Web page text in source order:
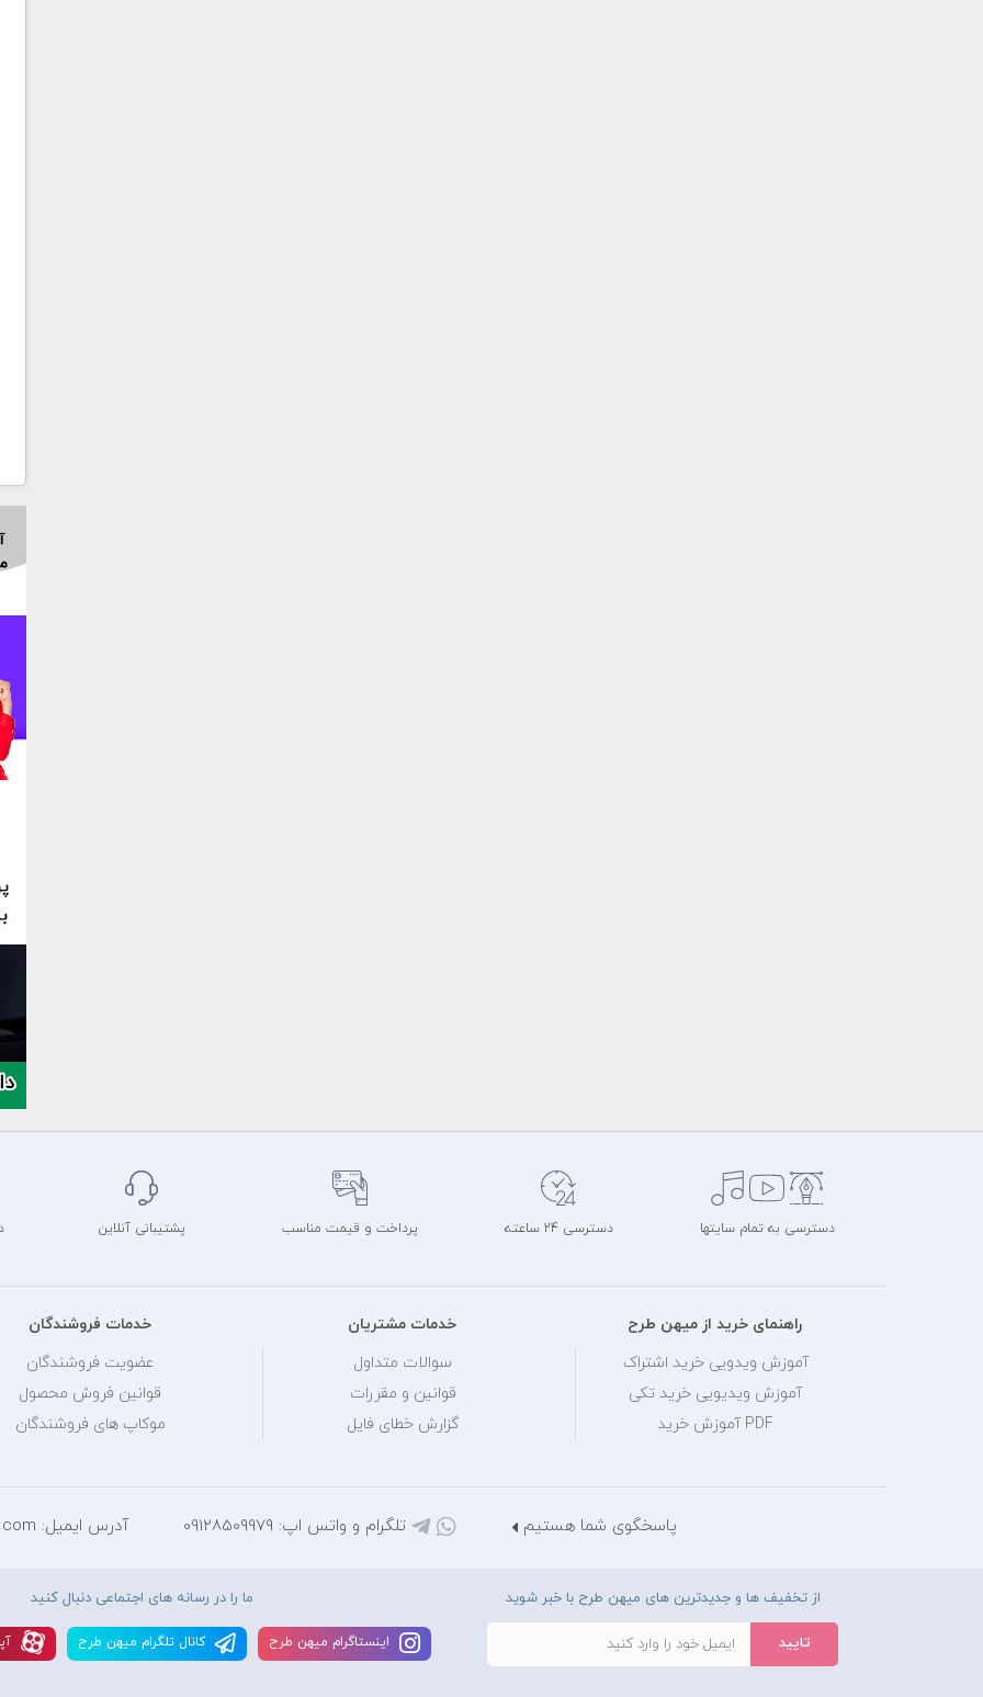
دسترسی به تمام سایتها دسترسی 24 ساعته پرداخت و قیمت مناسب پشتیبانی آنلاین
راهنمای خرید از میهن طرح
آموزش ویدویی خرید اشتراک
آموزش ویدیویی خرید تکی
PDF آموزش خرید
خدمات مشتریان
سوالات متداول
قوانین و مقررات
گزارش خطای فایل
خدمات فروشندگان
عضویت فروشندگان
قوانین فروش محصول
موکاپ های فروشندگان
پاسخگوی شما هستیم تلگرام و واتس اپ: 09128509979 آدرس ایمیل: mihantarh@yahoo.com
از تخفیف ها و جدیدترین های میهن طرح با خبر شوید ما را در رسانه های اجتماعی دنبال کنید
اينستاگرام ميهن طرح کانال تلگرام ميهن طرح